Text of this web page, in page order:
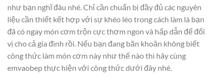
như bạn nghĩ đâu nhé. Chỉ cần chuẩn bị đầy đủ các nguyên
liệu cần thiết kết hợp với sự khéo léo trong cách làm là bạn
đã có ngay món cơm trộn cực thơm ngon và hấp dẫn để đổi
vị cho cả gia đình rồi. Nếu bạn đang băn khoăn không biết
công thức làm món cơm này như thế nào thì hãy cùng
emvaobep thực hiện với công thức dưới đây nhé.